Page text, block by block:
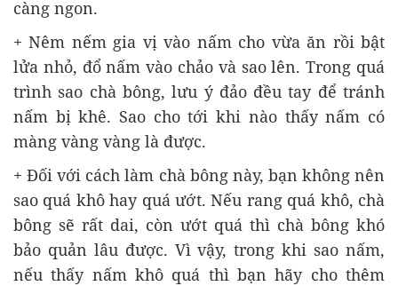
càng ngon.
+ Nêm nếm gia vị vào nấm cho vừa ăn rồi bật
lửa nhỏ, đổ nấm vào chảo và sao lên. Trong quá
trình sao chà bông, lưu ý đảo đều tay để tránh
nấm bị khê. Sao cho tới khi nào thấy nấm có
màng vàng vàng là được.
+ Đối với cách làm chà bông này, bạn không nên
sao quá khô hay quá ướt. Nếu rang quá khô, chà
bông sẽ rất dai, còn ướt quá thì chà bông khó
bảo quản lâu được. Vì vậy, trong khi sao nấm,
nếu thấy nấm khô quá thì bạn hãy cho thêm